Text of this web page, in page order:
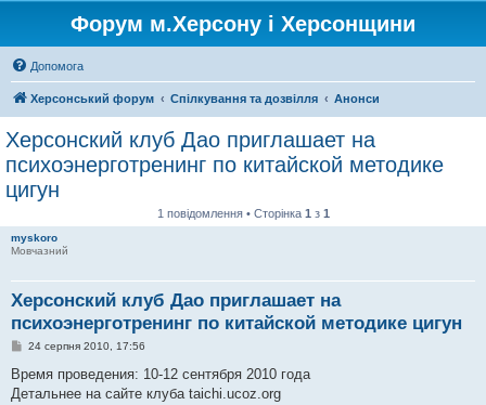
Форум м.Херсону і Херсонщини
Допомога
Херсонський форум Спілкування та дозвілля Анонси
Херсонский клуб Дао приглашает на
психоэнерготренинг по китайской методике
цигун
1 повідомлення • Сторінка 1 з 1
myskoro
Мовчазний
Херсонский клуб Дао приглашает на
психоэнерготренинг по китайской методике цигун
П
в
д
24 серпня 2010, 17:56
Время проведения: 10-12 сентября 2010 года
Детальнее на сайте клуба taichi.ucoz.org